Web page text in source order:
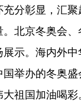
彰显，汇聚
北京冬奥会
示。海内外中
举办的冬奥
大祖国加油喝